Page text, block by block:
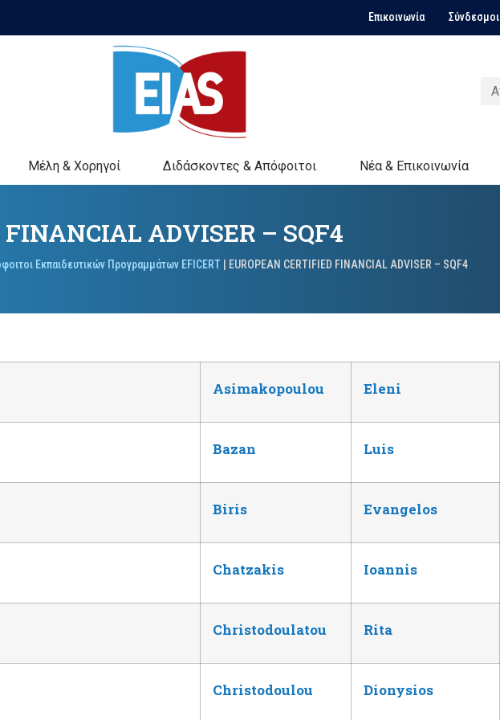
Επικοινωνία Σύνδεσμοι
Μέλη & Χορηγοί Διδάσκοντες & Απόφοιτοι Νέα & Επικοινωνία
ADVISER – SQF4
Εκπαιδευτικών Προγραμμάτων EFICERT | EUROPEAN CERTIFIED FINANCIAL ADVISER – SQF4
Asimakopoulou Eleni
Bazan Luis
Biris Evangelos
Chatzakis Ioannis
Christodoulatou Rita
Christodoulou Dionysios